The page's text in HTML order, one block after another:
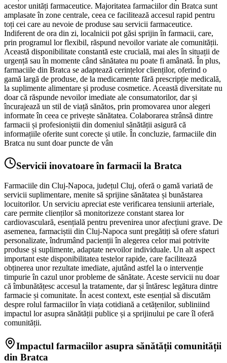
acestor unități farmaceutice. Majoritatea farmaciilor din Bratca sunt
amplasate în zone centrale, ceea ce facilitează accesul rapid pentru
toți cei care au nevoie de produse sau servicii farmaceutice.
Indiferent de ora din zi, localnicii pot găsi sprijin în farmacii, care,
prin programul lor flexibil, răspund nevoilor variate ale comunității.
Această disponibilitate constantă este crucială, mai ales în situații de
urgență sau în momente când sănătatea nu poate fi amânată. În plus,
farmaciile din Bratca se adaptează cerințelor clienților, oferind o
gamă largă de produse, de la medicamente fără prescripție medicală,
la suplimente alimentare și produse cosmetice. Această diversitate nu
doar că răspunde nevoilor imediate ale consumatorilor, dar și
încurajează un stil de viață sănătos, prin promovarea unor alegeri
informate în ceea ce privește sănătatea. Colaborarea strânsă dintre
farmacii și profesioniștii din domeniul sănătății asigură că
informațiile oferite sunt corecte și utile. În concluzie, farmaciile din
Bratca nu sunt doar puncte de vân
Servicii inovatoare în farmacii la Bratca
Farmaciile din Cluj-Napoca, județul Cluj, oferă o gamă variată de
servicii suplimentare, menite să sprijine sănătatea și bunăstarea
locuitorilor. Un serviciu apreciat este verificarea tensiunii arteriale,
care permite clienților să monitorizeze constant starea lor
cardiovasculară, esențială pentru prevenirea unor afecțiuni grave. De
asemenea, farmaciștii din Cluj-Napoca sunt pregătiți să ofere sfaturi
personalizate, îndrumând pacienții în alegerea celor mai potrivite
produse și suplimente, adaptate nevoilor individuale. Un alt aspect
important este disponibilitatea testelor rapide, care facilitează
obținerea unor rezultate imediate, ajutând astfel la o intervenție
timpurie în cazul unor probleme de sănătate. Aceste servicii nu doar
că îmbunătățesc accesul la tratamente, dar și întăresc legătura dintre
farmacie și comunitate. În acest context, este esențial să discutăm
despre rolul farmaciilor în viața cotidiană a cetățenilor, subliniind
impactul lor asupra sănătății publice și a sprijinului pe care îl oferă
comunității.
Impactul farmaciilor asupra sănătății comunității
din Bratca